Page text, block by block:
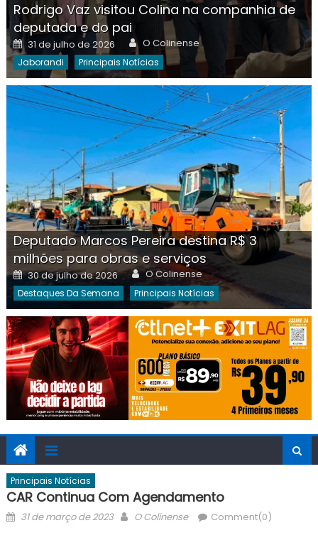
Rodrigo Vaz visitou Colina na companhia de
deputada e do pai
Posted
on
31 de julho de 2026 Author
O Colinense
Jaborandi Principais Notícias
Deputado Marcos Pereira destina R$ 3
milhões para obras e serviços
Posted
on
30 de julho de 2026 Author
O Colinense
Destaques Da Semana Principais Notícias
Principais Notícias
CAR Continua Com Agendamento
Posted
31 de março de 2023 Author
O Colinense Comment(0)